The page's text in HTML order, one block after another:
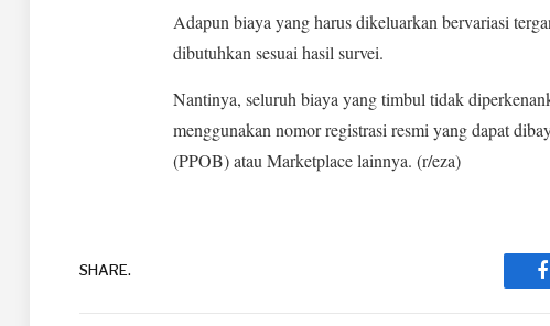
Adapun biaya yang harus dikeluarkan bervariasi
dibutuhkan sesuai hasil survei.
Nantinya, seluruh biaya yang timbul tidak
menggunakan nomor registrasi resmi yang dapat
(PPOB) atau Marketplace lainnya. (r/eza)
SHARE.